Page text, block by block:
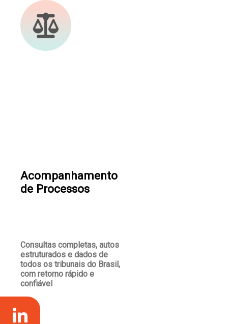
Acompanhamento
de Processos
Consultas completas, autos
estruturados e dados de
todos os tribunais do Brasil,
com retorno rápido e
confiável
ver